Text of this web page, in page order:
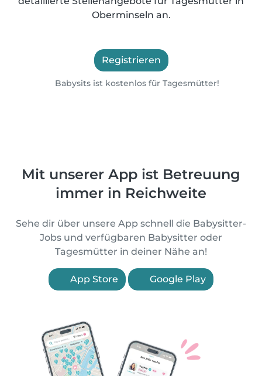
Oberminseln an.
Registrieren
Babysits ist kostenlos für Tagesmütter!
Mit unserer App ist Betreuung
immer in Reichweite
Sehe dir über unsere App schnell die Babysitter-
Jobs und verfügbaren Babysitter oder
Tagesmütter in deiner Nähe an!
App Store Google Play